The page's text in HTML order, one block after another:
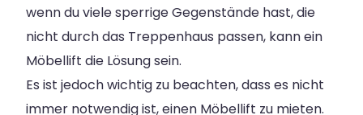
wenn du viele sperrige Gegenstände hast, die
nicht durch das Treppenhaus passen, kann ein
Möbellift die Lösung sein.
Es ist jedoch wichtig zu beachten, dass es nicht
immer notwendig ist, einen Möbellift zu mieten.